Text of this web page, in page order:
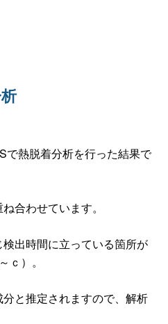
で熱脱着分析を行った結果で
合わせています。
出時間に立っている箇所が
ｃ）。
と推定されますので、解析